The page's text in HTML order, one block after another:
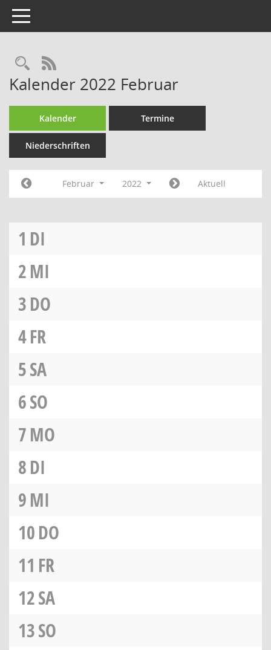
Toggle navigation
Rechercheauswahl
RSS-Feed
Kalender 2022 Februar
Kalender Termine
Niederschriften
Februar 2022 Aktuell
1 DI
2MI
3DO
4FR
5SA
6SO
7MO
8DI
9MI
10DO
11 FR
12SA
13SO